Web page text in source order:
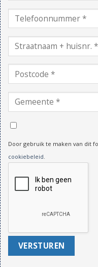
Door gebruik te maken van dit
cookiebeleid.